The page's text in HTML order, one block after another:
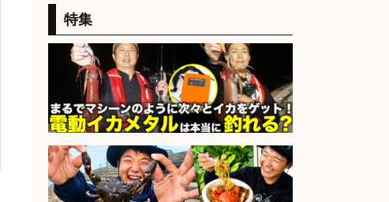
会社名
sponsored by 求人ボックス
釣り好きを活かす「法人営業」/提
案型ルート営業/直行直帰OK
会社名
ッツ
sponsored by 求人ボックス
特集